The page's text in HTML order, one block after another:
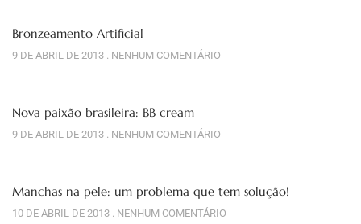
Bronzeamento Artificial
9 DE ABRIL DE 2013 NENHUM COMENTÁRIO
Nova paixão brasileira: BB cream
9 DE ABRIL DE 2013 NENHUM COMENTÁRIO
Manchas na pele: um problema que tem solução!
10 DE ABRIL DE 2013 NENHUM COMENTÁRIO